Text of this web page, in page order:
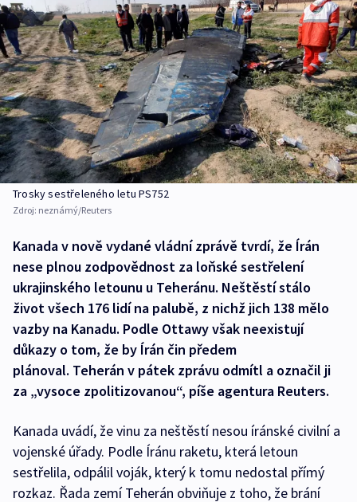
Trosky sestřeleného letu PS752
Zdroj: neznámý/Reuters
Kanada v nově vydané vládní zprávě tvrdí, že Írán
nese plnou zodpovědnost za loňské sestřelení
ukrajinského letounu u Teheránu. Neštěstí stálo
život všech 176 lidí na palubě, z nichž jich 138 mělo
vazby na Kanadu. Podle Ottawy však neexistují
důkazy o tom, že by Írán čin předem
plánoval. Teherán v pátek zprávu odmítl a označil ji
za „vysoce zpolitizovanou“, píše agentura Reuters.
Kanada uvádí, že vinu za neštěstí nesou íránské civilní a
vojenské úřady. Podle Íránu raketu, která letoun
sestřelila, odpálil voják, který k tomu nedostal přímý
rozkaz. Řada zemí Teherán obviňuje z toho, že brání